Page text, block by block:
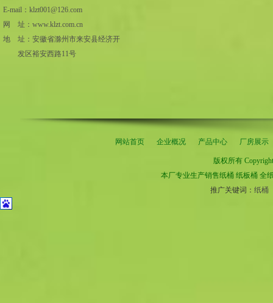
E-mail：klzt001@126.com
网 址：www.klzt.com.cn
地 址： 安徽省滁州市来安县经济开
发区裕安西路11号
网站首页 企业概况 产品中心 厂房展示
版权所有
本厂专业生产销售纸桶 纸板桶 全
推广关键词： 纸桶